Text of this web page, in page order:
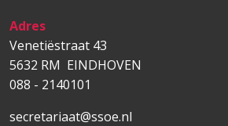
Adres
Venetiëstraat 43
5632 RM EINDHOVEN
088 - 2140101
secretariaat@ssoe.nl